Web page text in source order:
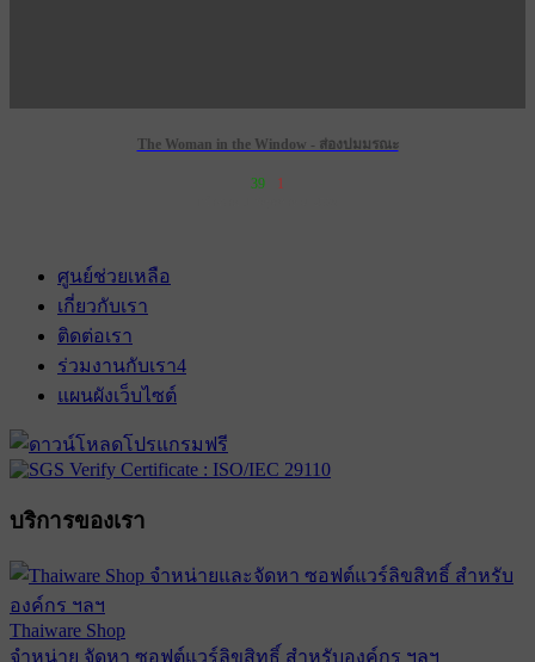
The Woman in the Window - ส่องปมมรณะ
39 1
ศูนย์ช่วยเหลือ
เกี่ยวกับเรา
ติดต่อเรา
ร่วมงานกับเรา4
แผนผังเว็บไซต์
บริการของเรา
Thaiware Shop
จำหน่าย จัดหา ซอฟต์แวร์ลิขสิทธิ์ สำหรับองค์กร ฯลฯ